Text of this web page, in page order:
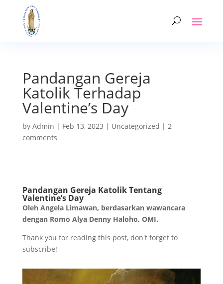
Pandangan Gereja
Katolik Terhadap
Valentine’s Day
by Admin | Feb 13, 2023 | Uncategorized | 2
comments
Pandangan Gereja Katolik Tentang
Valentine’s Day
Oleh Angela Limawan, berdasarkan wawancara
dengan Romo Alya Denny Haloho, OMI.
Thank you for reading this post, don't forget to
subscribe!